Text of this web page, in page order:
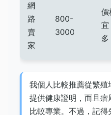
網
路
賣
家
800-
3000
價
宜
多
我個人比較推薦從繁
提供健康證明，而且
比較專業。不過，記